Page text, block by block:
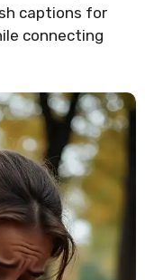
captions for
connecting